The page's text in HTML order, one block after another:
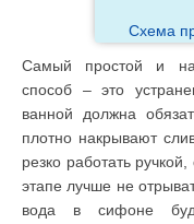
Схема
Самый простой и
способ – это
ванной должна
плотно накрывают
резко работать
этапе лучше не
вода в сифоне